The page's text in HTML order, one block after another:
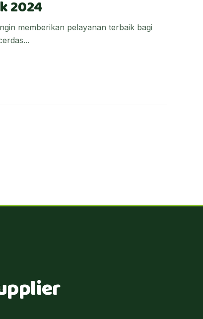
2024
memberikan pelayanan terbaik bagi